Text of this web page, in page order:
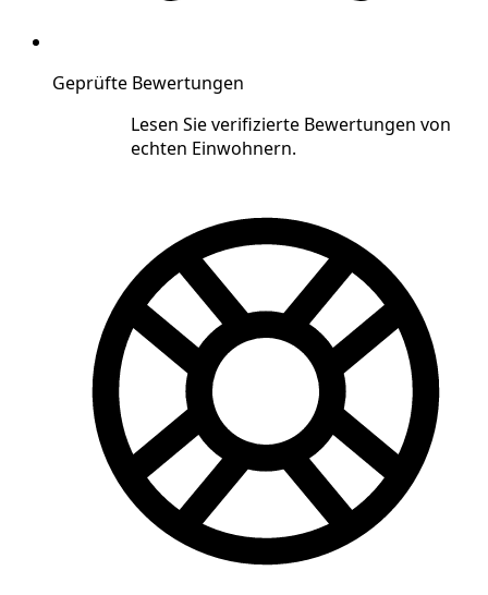
Geprüfte Bewertungen
Lesen Sie verifizierte Bewertungen von
echten Einwohnern.